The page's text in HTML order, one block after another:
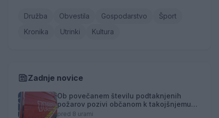
Družba Obvestila Gospodarstvo
Šport
Kronika
Utrinki Kultura
Zadnje novice
Ob povečanem številu podtaknjenih
požarov pozivi občanom k takojšnjemu
obveščanju policije
pred 8 urami